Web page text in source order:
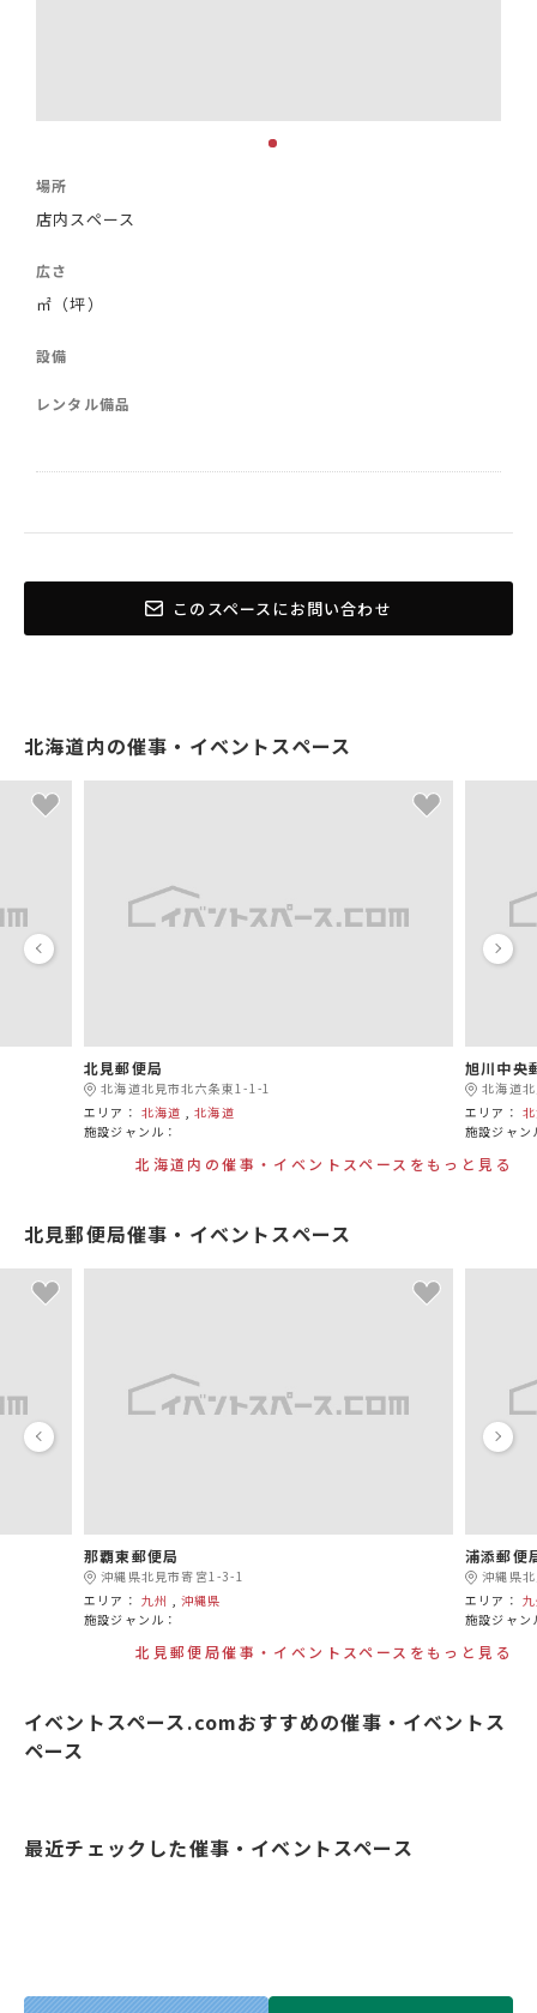
場所
店内スペース
広さ
㎡（坪）
設備
レンタル備品
このスペースにお問い合わせ
北海道内の催事・イベントスペース
北見郵便局
北海道北見市北六条東1-1-1
エリア： 北海道 ,北海道
施設ジャンル：
旭川中央
北海道
エリア：
施設ジャン
北海道内の催事・イベントスペースをもっと見る
北見郵便局催事・イベントスペース
那覇東郵便局
沖縄県北見市寄宮1-3-1
エリア： 九州 ,沖縄県
施設ジャンル：
浦添郵便
沖縄県
エリア：
施設ジャン
北見郵便局催事・イベントスペースをもっと見る
イベントスペース.comおすすめの催事・イベントス
ペース
最近チェックした催事・イベントスペース